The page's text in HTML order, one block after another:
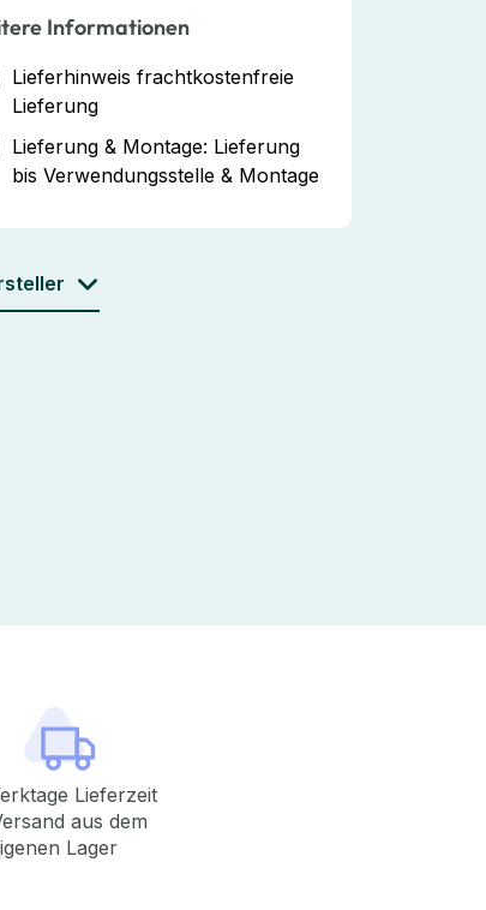
Informationen
Lieferhinweis frachtkostenfreie
Lieferung
Lieferung & Montage: Lieferung
bis Verwendungsstelle & Montage
Lieferzeit
aus dem
Lager